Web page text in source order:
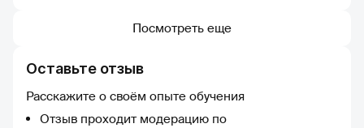
Оставьте отзыв
Расскажите о своём опыте обучения
Отзыв проходит модерацию по
Посмотреть еще